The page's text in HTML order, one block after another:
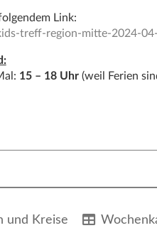
Link:
treff-region-mitte-2024-
15 – 18 Uhr(weil Ferien
und Kreise